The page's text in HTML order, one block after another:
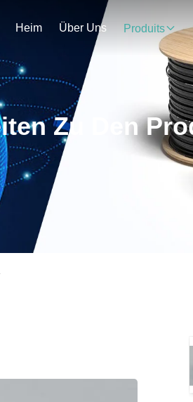
Heim Über Uns Produits
Zu Den